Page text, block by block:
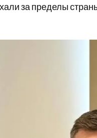
за пределы